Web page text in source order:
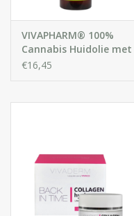
VIVAPHARM® 100%
Cannabis Huidolie met
CBD extract
€16,45